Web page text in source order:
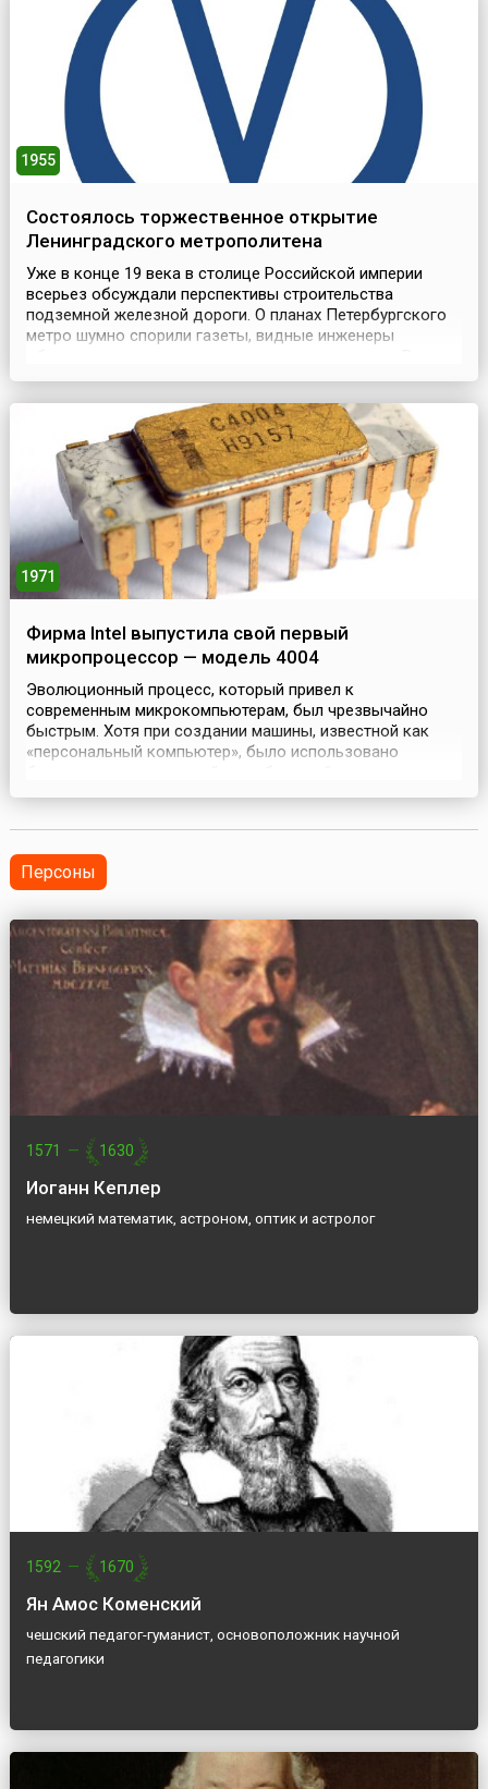
из студии...
1955
Состоялось торжественное открытие
Ленинградского метрополитена
Уже в конце 19 века в столице Российской империи
всерьез обсуждали перспективы строительства
подземной железной дороги. О планах Петербургского
метро шумно спорили газеты, видные инженеры
известно о десятке дореволюционных проектов. Но для
о проектировании подземного метрополитена был
постав...
1971
Фирма Intel выпустила свой первый
микропроцессор — модель 4004
Эволюционный процесс, который привел к
современным микрокомпьютерам, был чрезвычайно
быстрым. Хотя при создании машины, известной как
«персональный компьютер», было использовано
упомянуть событие, ставшее важнейшей вехой в истории
ноября 1971 года, начал революцию в электронике,
изменившую мир.До 40...
Персоны
1571 — 1630
Иоганн Кеплер
немецкий математик, астроном, оптик и астролог
1592 — 1670
Ян Амос Коменский
чешский педагог-гуманист, основоположник научной
педагогики